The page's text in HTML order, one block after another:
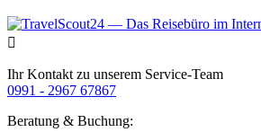
Ihr Kontakt zu unserem Service-Team
0991 - 2967 67867
Beratung & Buchung: